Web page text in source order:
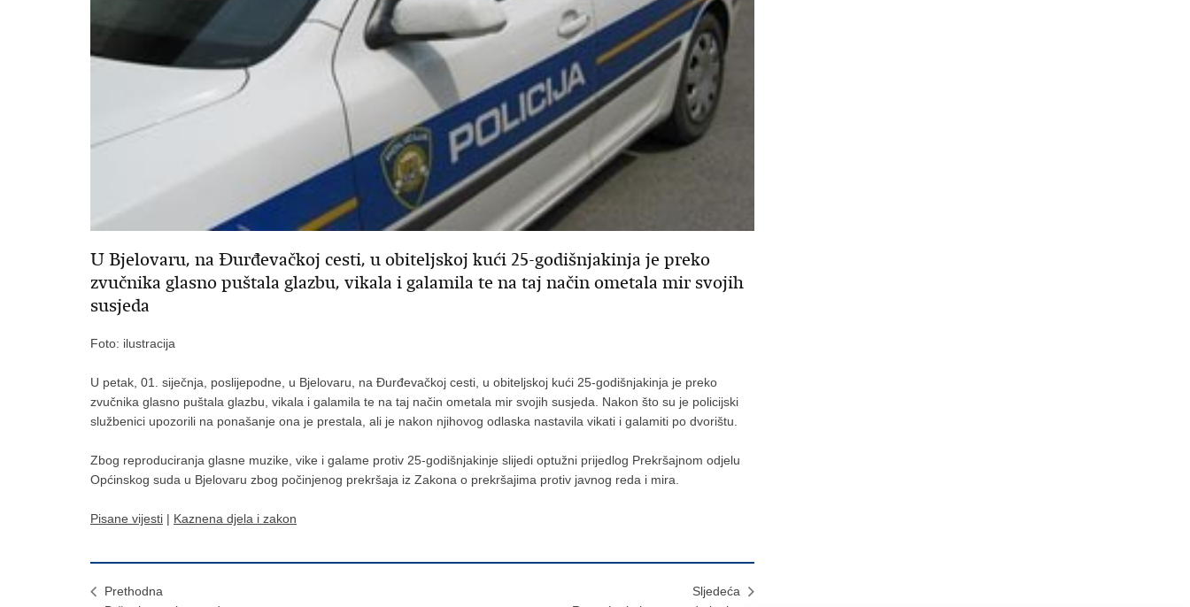
U Bjelovaru, na Đurđevačkoj cesti, u obiteljskoj kući 25-godišnjakinja je preko
zvučnika glasno puštala glazbu, vikala i galamila te na taj način ometala mir svojih
susjeda
Foto: ilustracija
U petak, 01. siječnja, poslijepodne, u Bjelovaru, na Đurđevačkoj cesti, u obiteljskoj kući 25-godišnjakinja je preko
zvučnika glasno puštala glazbu, vikala i galamila te na taj način ometala mir svojih susjeda. Nakon što su je policijski
službenici upozorili na ponašanje ona je prestala, ali je nakon njihovog odlaska nastavila vikati i galamiti po dvorištu.
Zbog reproduciranja glasne muzike, vike i galame protiv 25-godišnjakinje slijedi optužni prijedlog Prekršajnom odjelu
Općinskog suda u Bjelovaru zbog počinjenog prekršaja iz Zakona o prekršajima protiv javnog reda i mira.
Pisane vijesti | Kaznena djela i zakon
Prethodna
Sljedeća